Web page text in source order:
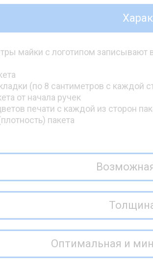
майки с логотипом
(по 8 сантиметров с каждой
от начала ручек
печати с каждой из сторон
пакета
Оптимальная и